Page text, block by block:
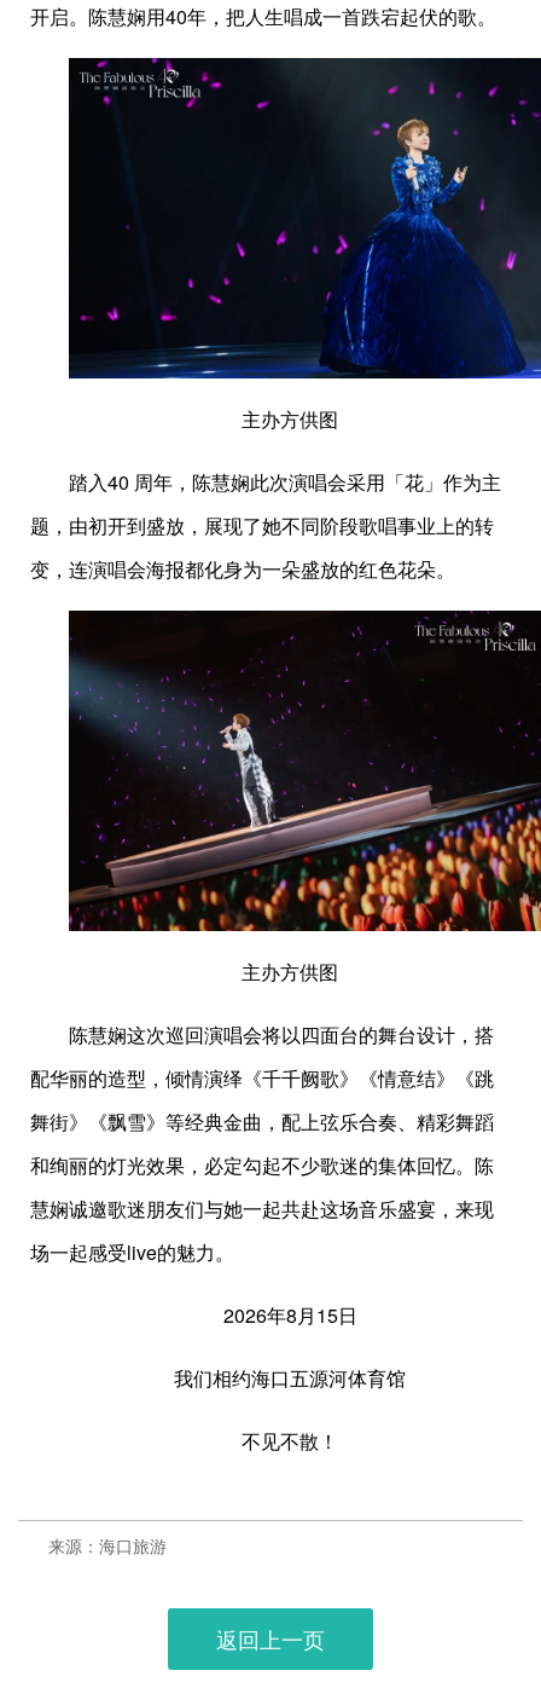
开启。陈慧娴用40年，把人生唱成一首跌宕起伏的歌。
主办方供图
踏入40 周年，陈慧娴此次演唱会采用「花」作为主
题，由初开到盛放，展现了她不同阶段歌唱事业上的转
变，连演唱会海报都化身为一朵盛放的红色花朵。
主办方供图
陈慧娴这次巡回演唱会将以四面台的舞台设计，搭
配华丽的造型，倾情演绎《千千阙歌》《情意结》《跳
舞街》《飘雪》等经典金曲，配上弦乐合奏、精彩舞蹈
和绚丽的灯光效果，必定勾起不少歌迷的集体回忆。陈
慧娴诚邀歌迷朋友们与她一起共赴这场音乐盛宴，来现
场一起感受live的魅力。
2026年8月15日
我们相约海口五源河体育馆
不见不散！
来源：海口旅游
返回上一页